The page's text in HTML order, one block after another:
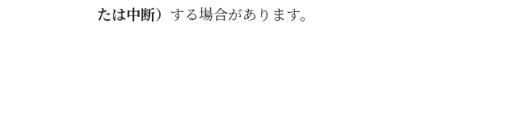
たは中断） する場合があります。